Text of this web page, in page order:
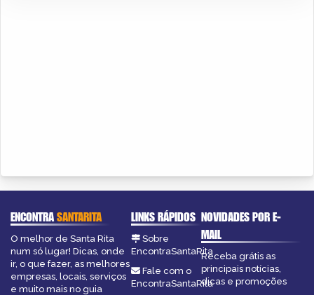
ENCONTRASANTARITA
O melhor de Santa Rita
num só lugar! Dicas, onde
ir, o que fazer, as melhores
empresas, locais, serviços
e muito mais no guia
LINKS RÁPIDOS
Sobre
EncontraSantaRita
Fale com o
EncontraSantaRita
NOVIDADES POR E-
MAIL
Receba grátis as
principais notícias,
dicas e promoções